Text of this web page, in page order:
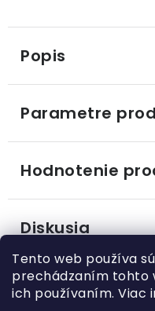
Tento web používa
prechádzaním tohto
ich používaním. Viac
Popis
Parametre
Hodnotenie
Diskusia